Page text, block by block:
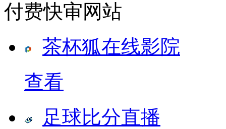
付费快审网站
茶杯狐在线影院
查看
足球比分直播